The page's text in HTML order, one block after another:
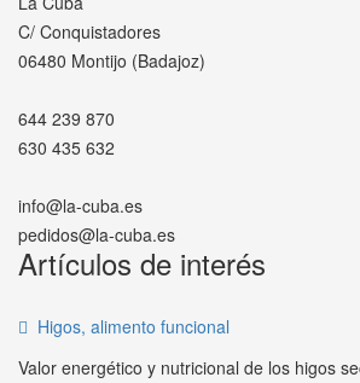
C/ Conquistadores
06480 Montijo (Badajoz)
644 239 870
630 435 632
info@la-cuba.es
pedidos@la-cuba.es
Artículos de interés
Higos, alimento funcional
Valor energético y nutricional de los higos